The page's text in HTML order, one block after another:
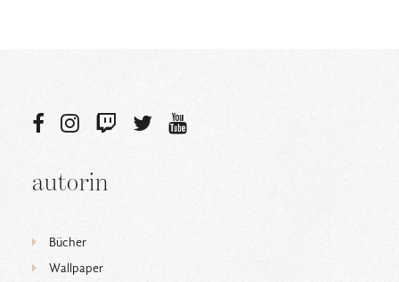
autorin
Bücher
Wallpaper